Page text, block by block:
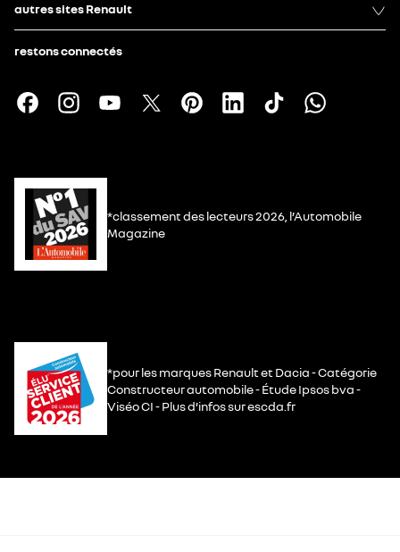
autres sites Renault
restons connectés
*classement des lecteurs 2026, l’Automobile
Magazine
*pour les marques Renault et Dacia - Catégorie
Constructeur automobile - Étude Ipsos bva -
Viséo CI - Plus d’infos sur escda.fr